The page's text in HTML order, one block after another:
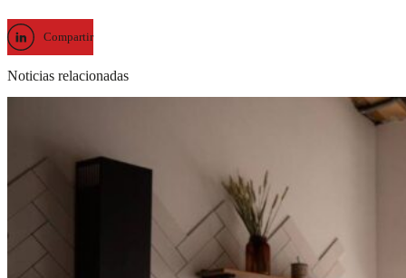
Compartir
Noticias relacionadas